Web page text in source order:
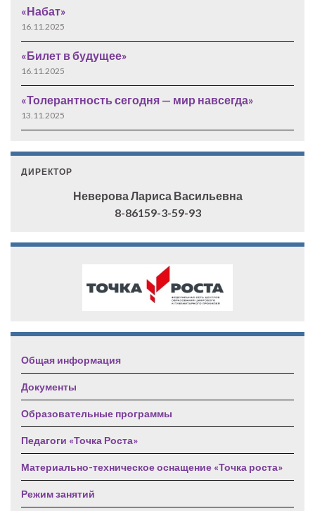
«Набат»
16.11.2025
«Билет в будущее»
16.11.2025
«Толерантность сегодня — мир навсегда»
13.11.2025
ДИРЕКТОР
Неверова Лариса Васильевна
8-86159-3-59-93
Общая информация
Документы
Образовательные программы
Педагоги «Точка Роста»
Материально-техническое оснащение «Точка роста»
Режим занятий